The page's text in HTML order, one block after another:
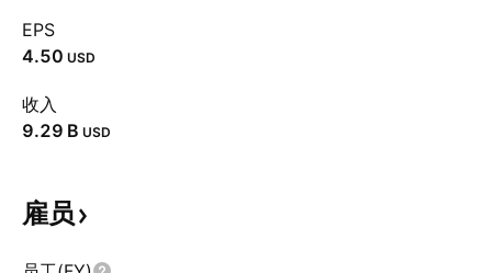
EPS
4.50 USD
收入
‪9.29 B‬ USD
雇员